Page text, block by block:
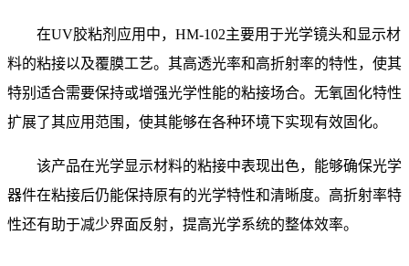
在UV胶粘剂应用中，HM-102主要用于光学镜头和显示材
料的粘接以及覆膜工艺。其高透光率和高折射率的特性，使其
特别适合需要保持或增强光学性能的粘接场合。无氧固化特性
扩展了其应用范围，使其能够在各种环境下实现有效固化。
该产品在光学显示材料的粘接中表现出色，能够确保光学
器件在粘接后仍能保持原有的光学特性和清晰度。高折射率特
性还有助于减少界面反射，提高光学系统的整体效率。